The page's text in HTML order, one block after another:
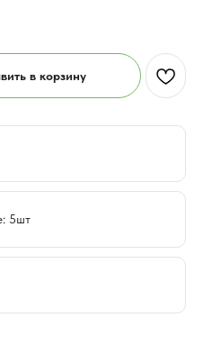
в корзину
5шт